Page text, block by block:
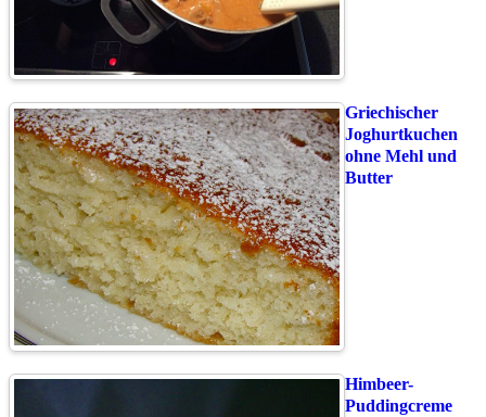
Griechischer
Joghurtkuchen
ohne Mehl und
Butter
Himbeer-
Puddingcreme